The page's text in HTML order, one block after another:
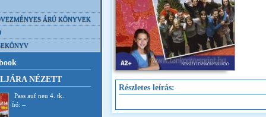
ÁRÚ KÖNYVEK
NÉZETT
Pass auf neu 4. tk.
Író: --
Részletes leírás: